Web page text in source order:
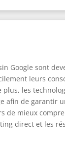
Google sont
leurs
les
afin de
de mieux
direct et les